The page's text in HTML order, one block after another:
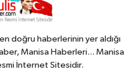
doğru haberlerinin yer aldığı
Manisa Haberleri... Manisa
İnternet Sitesidir.